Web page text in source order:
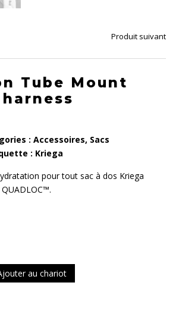
Produit suivant
Tube Mount
:Accessoires, Sacs
: Kriega
pour tout sac à dos Kriega
QUADLOC™.
au chariot